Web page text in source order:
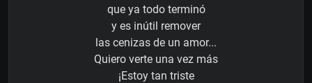
que ya todo terminó
y es inútil remover
las cenizas de un amor...
Quiero verte una vez más
¡Estoy tan triste